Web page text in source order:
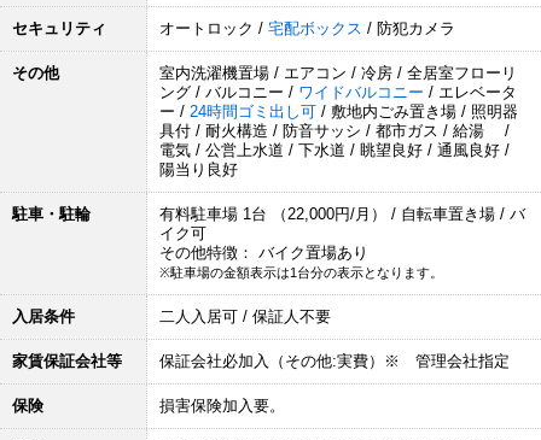
セキュリティ オートロック / 宅配ボックス / 防犯カメラ
その他
室内洗濯機置場 / エアコン / 冷房 / 全居室フローリ
ング / バルコニー / ワイドバルコニー / エレベータ
ー / 24時間ゴミ出し可 / 敷地内ごみ置き場 / 照明器
具付 / 耐火構造 / 防音サッシ / 都市ガス / 給湯 /
電気 / 公営上水道 / 下水道 / 眺望良好 / 通風良好 /
陽当り良好
駐車・駐輪
有料駐車場 1台 （22,000円/月） / 自転車置き場 / バ
イク可
その他特徴： バイク置場あり
※駐車場の金額表示は1台分の表示となります。
入居条件 二人入居可 / 保証人不要
家賃保証会社等 保証会社必加入（その他:実費）※ 管理会社指定
保険 損害保険加入要。